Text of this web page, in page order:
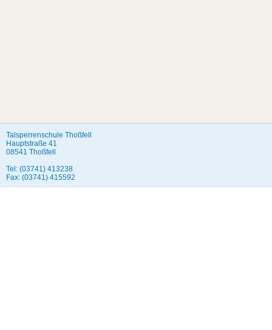
Talsperrenschule Thoßfell
Hauptstraße 41
08541 Thoßfell
Tel: (03741) 413238
Fax: (03741) 415592